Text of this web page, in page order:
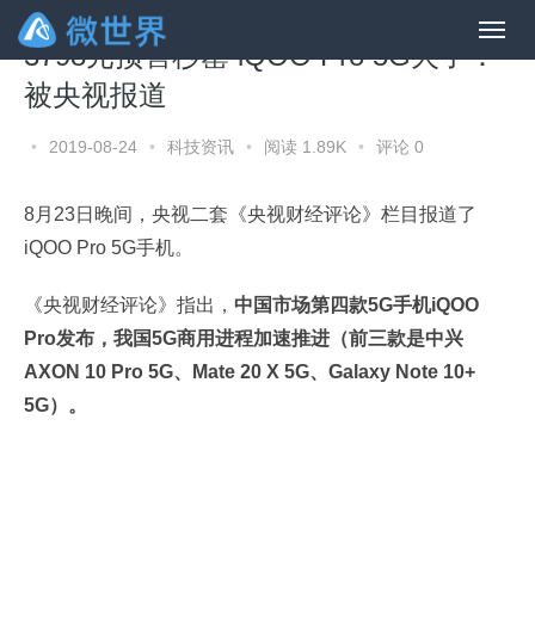
3798元预售秒罄 iQOO Pro 5G火了：
被央视报道
• 2019-08-24 • 科技资讯 • 阅读 1.89K • 评论 0
8月23日晚间，央视二套《央视财经评论》栏目报道了
iQOO Pro 5G手机。
《央视财经评论》指出， 中国市场第四款5G手机iQOO
Pro发布，我国5G商用进程加速推进（前三款是中兴
AXON 10 Pro 5G、Mate 20 X 5G、Galaxy Note 10+
5G）。